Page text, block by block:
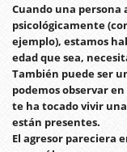
Cuando una persona
psicológicamente
ejemplo), estamos
edad que sea,
También puede ser
podemos observar
te ha tocado vivir
están presentes.
El agresor pareciera